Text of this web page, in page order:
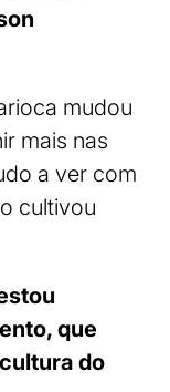
mudou
mais nas
a ver com
cultivou
que
do